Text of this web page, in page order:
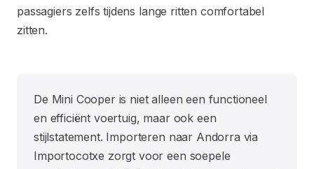
passagiers zelfs tijdens lange ritten comfortabel
zitten.
De Mini Cooper is niet alleen een functioneel
en efficiënt voertuig, maar ook een
stijlstatement. Importeren naar Andorra via
Importocotxe zorgt voor een soepele